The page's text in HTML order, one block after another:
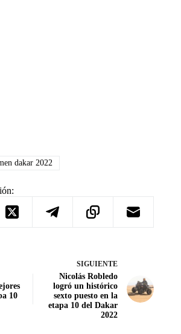
dakar 2022
10
SIGUIENTE
Nicolás Robledo
logró un histórico
sexto puesto en la
etapa 10 del Dakar
2022